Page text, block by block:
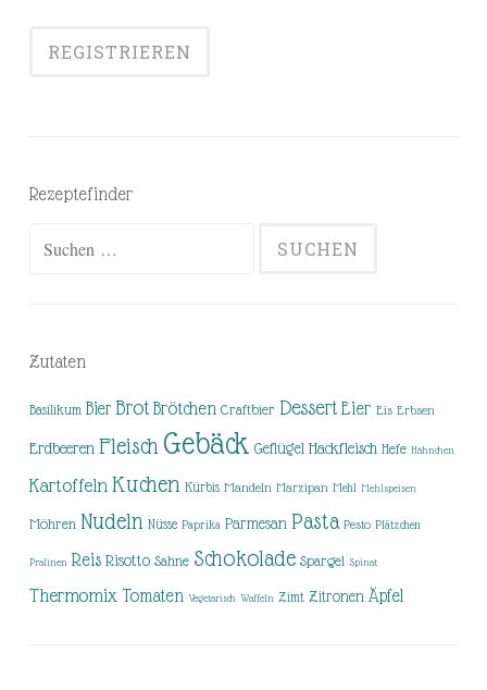
Rezeptefinder
Zutaten
Basilikum Bier Brot Brötchen Craftbier Dessert Eier Eis Erbsen
Erdbeeren Fleisch Gebäck Geflügel Hackfleisch Hefe Hähnchen
Kartoffeln Kuchen Kürbis Mandeln Marzipan Mehl Mehlspeisen
Möhren Nudeln Nüsse Paprika Parmesan Pasta Pesto Plätzchen
Pralinen Reis Risotto Sahne Schokolade Spargel Spinat
Thermomix Tomaten Vegetarisch Waffeln Zimt Zitronen Äpfel